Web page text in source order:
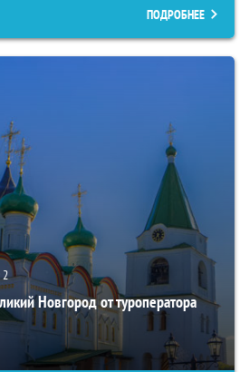
ПОДРОБНЕЕ
2
Новгород от туроператора